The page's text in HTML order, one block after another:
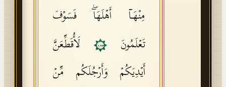
مِنۡهَاۤ أَهۡلَهَاۖ فَسَوۡفَ
تَعۡلَمُونَ
١٢٣
لَأُقَطِّعَنَّ
أَیۡدِیَكُمۡ وَأَرۡجُلَكُم مِّنۡ